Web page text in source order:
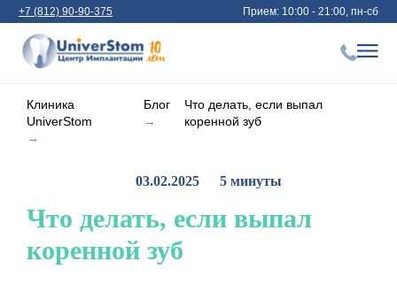
+7 (812) 90-90-375 Прием: 10:00 - 21:00, пн-сб
Клиника
UniverStom
→
Блог
→
Что делать, если выпал
коренной зуб
03.02.2025 5 минуты
Что делать, если выпал
коренной зуб